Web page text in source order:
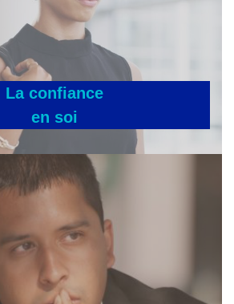
La confiance
en soi